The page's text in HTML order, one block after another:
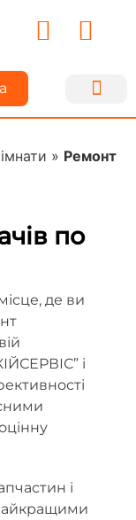
» Ремонт
по
де ви
і
і